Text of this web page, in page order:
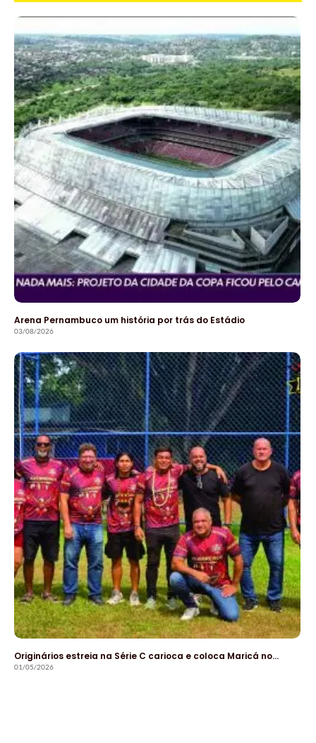
Arena Pernambuco um história por trás do Estádio
03/08/2026
Originários estreia na Série C carioca e coloca Maricá no…
01/05/2026